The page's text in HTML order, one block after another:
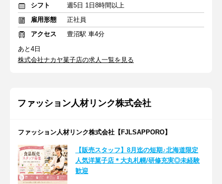
シフト
週5日 1日8時間以上
雇用形態
正社員
アクセス
豊沼駅 車4分
あと4日
株式会社ナカヤ菓子店の求人一覧を見る
ファッション人材リンク株式会社
ファッション人材リンク株式会社【FJLSAPPORO】
【販売スタッフ】8月迄の短期♪北海道限定
人気洋菓子店＊大丸札幌/研修充実◎未経験
歓迎